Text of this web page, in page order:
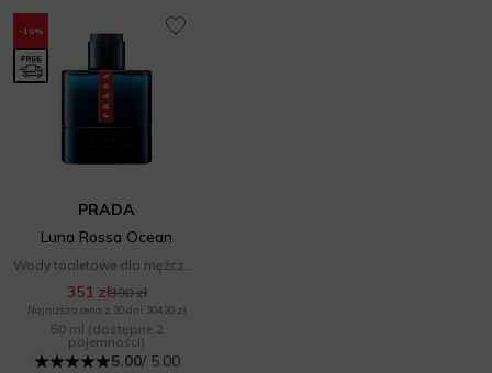
-10%
PRADA
Luna Rossa Ocean
Wody toaletowe dla mężczyzn
351 zł390 zł
Najniższa cena z 30 dni: 304,20 zł
50 ml (dostępne 2
pojemności)
5.00/ 5.00